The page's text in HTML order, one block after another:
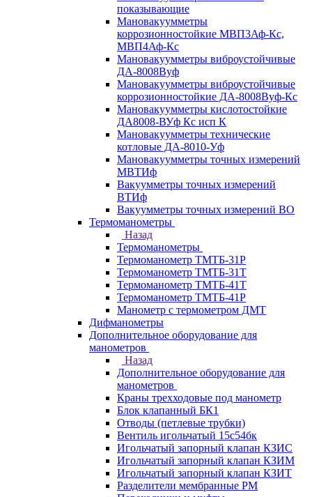
показывающие
Мановакуумметры
коррозионностойкие МВП3Аф-Кс,
МВП4Аф-Кс
Мановакуумметры виброустойчивые
ДА-8008Вуф
Мановакуумметры виброустойчивые
коррозионностойкие ДА-8008Вуф-Кс
Мановакуумметры кислотостойкие
ДА8008-ВУф Кс исп К
Мановакуумметры технические
котловые ДА-8010-Уф
Мановакуумметры точных измерений
МВТИф
Вакуумметры точных измерений
ВТИф
Вакуумметры точных измерений ВО
Термоманометры
Назад
Термоманометры
Термоманометр ТМТБ-31Р
Термоманометр ТМТБ-31Т
Термоманометр ТМТБ-41Т
Термоманометр ТМТБ-41Р
Манометр с термометром ДМТ
Дифманометры
Дополнительное оборудование для
манометров
Назад
Дополнительное оборудование для
манометров
Краны трехходовые под манометр
Блок клапанный БК1
Отводы (петлевые трубки)
Вентиль игольчатый 15с54бк
Игольчатый запорный клапан КЗИС
Игольчатый запорный клапан КЗИМ
Игольчатый запорный клапан КЗИТ
Разделители мембранные РМ